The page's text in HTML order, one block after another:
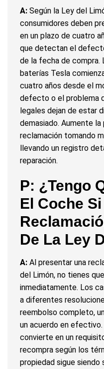
A: Según la Ley del
consumidores deben
en un plazo de cuatro
que detectan el
de la fecha de compra.
baterías Tesla
cuatro años desde el
defecto o el problema
legales dejan de estar
demasiado. Aumente
reclamación tomando
llevando un registro
reparación.
P: ¿Tengo
El Coche
De La Ley
A: Al presentar una
del Limón, no tienes
inmediatamente. Los
a diferentes
reembolso completo,
un acuerdo en
convierte en un
recompra según los
propiedad sigue siendo